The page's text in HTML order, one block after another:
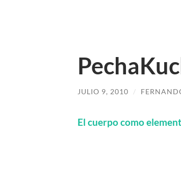
JULIO 9, 2010 /
El cuerpo como